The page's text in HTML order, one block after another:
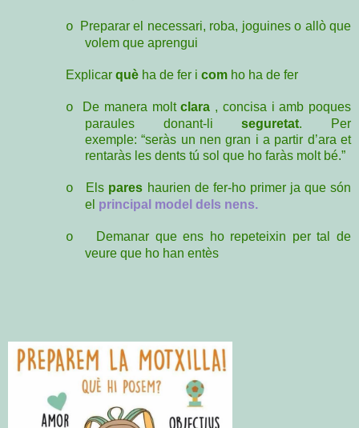
o
Preparar el necessari, roba, joguines o allò que
volem que aprengui
Explicar què ha de fer i com ho ha de fer
o De manera moltclara , concisa i amb poques
paraules donant-liseguretat. Per
exemple: “seràs un nen gran i a partir d’ara et
rentaràs les dents tú sol que ho faràs molt bé.”
o Els pares haurien de fer-ho primer ja que són
el principal model dels nens.
o
Demanar que ens ho repeteixin per tal de
veure que ho han entès